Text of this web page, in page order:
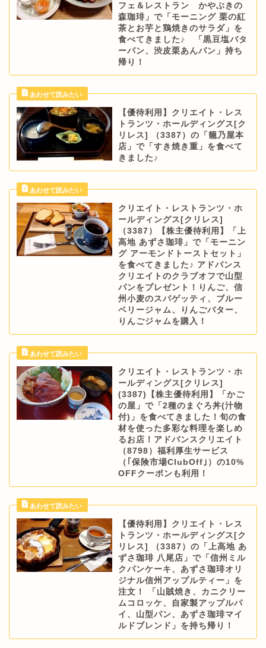
フェ＆レストラン かやぶきの
森珈琲」で「モーニング 栗の紅
茶とお芋と鶏焼きのサラダ」を
食べてきました♪ 「黒豆塩バタ
ーパン、渋皮栗あんパン」持ち
帰り！
【優待利用】クリエイト・レス
トランツ・ホールディングス[ク
リレス] （3387）の「籠乃屋本
店」で「すき焼き重」を食べて
きました♪
クリエイト・レストランツ・ホ
ールディングス[クリレス]
（3387）【株主優待利用】「上
高地 あずさ珈琲」で「モーニン
グ アーモンドトーストセット」
を食べてきました♪ アドバンス
クリエイトのクラブオフで山型
パンをプレゼント！りんご、信
州小麦のスパゲッティ、ブルー
ベリージャム、りんごバター、
りんごジャムを購入！
クリエイト・レストランツ・ホ
ールディングス[クリレス]
(3387)【株主優待利用】「かご
の屋」で「2種のまぐろ丼(汁物
付)」を食べてきました！旬の食
材を使った多彩な料理を楽しめ
るお店！アドバンスクリエイト
（8798）福利厚生サービス
（｢保険市場ClubOff｣）の10%
OFFクーポンも利用！
【優待利用】クリエイト・レス
トランツ・ホールディングス[ク
リレス] （3387）の「上高地 あ
ずさ珈琲 八尾店」で「信州ミル
クパンケーキ、あずさ珈琲オリ
ジナル信州アップルティー」を
注文！ 「山賊焼き、カニクリー
ムコロッケ、自家製アップルパ
イ、山型パン、あずさ珈琲マイ
ルドブレンド」を持ち帰り！